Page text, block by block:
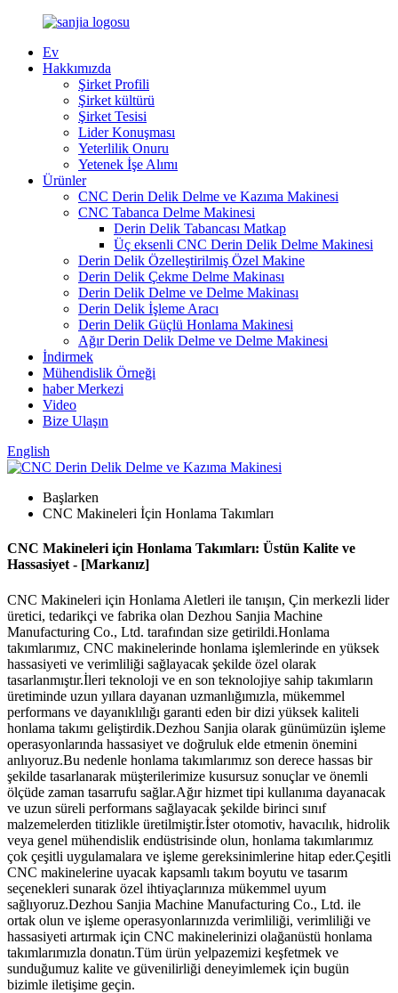
Ev
Hakkımızda
Şirket Profili
Şirket kültürü
Şirket Tesisi
Lider Konuşması
Yeterlilik Onuru
Yetenek İşe Alımı
Ürünler
CNC Derin Delik Delme ve Kazıma Makinesi
CNC Tabanca Delme Makinesi
Derin Delik Tabancası Matkap
Üç eksenli CNC Derin Delik Delme Makinesi
Derin Delik Özelleştirilmiş Özel Makine
Derin Delik Çekme Delme Makinası
Derin Delik Delme ve Delme Makinası
Derin Delik İşleme Aracı
Derin Delik Güçlü Honlama Makinesi
Ağır Derin Delik Delme ve Delme Makinesi
İndirmek
Mühendislik Örneği
haber Merkezi
Video
Bize Ulaşın
English
Başlarken
CNC Makineleri İçin Honlama Takımları
CNC Makineleri için Honlama Takımları: Üstün Kalite ve
Hassasiyet - [Markanız]
CNC Makineleri için Honlama Aletleri ile tanışın, Çin merkezli lider
üretici, tedarikçi ve fabrika olan Dezhou Sanjia Machine
Manufacturing Co., Ltd. tarafından size getirildi.Honlama
takımlarımız, CNC makinelerinde honlama işlemlerinde en yüksek
hassasiyeti ve verimliliği sağlayacak şekilde özel olarak
tasarlanmıştır.İleri teknoloji ve en son teknolojiye sahip takımların
üretiminde uzun yıllara dayanan uzmanlığımızla, mükemmel
performans ve dayanıklılığı garanti eden bir dizi yüksek kaliteli
honlama takımı geliştirdik.Dezhou Sanjia olarak günümüzün işleme
operasyonlarında hassasiyet ve doğruluk elde etmenin önemini
anlıyoruz.Bu nedenle honlama takımlarımız son derece hassas bir
şekilde tasarlanarak müşterilerimize kusursuz sonuçlar ve önemli
ölçüde zaman tasarrufu sağlar.Ağır hizmet tipi kullanıma dayanacak
ve uzun süreli performans sağlayacak şekilde birinci sınıf
malzemelerden titizlikle üretilmiştir.İster otomotiv, havacılık, hidrolik
veya genel mühendislik endüstrisinde olun, honlama takımlarımız
çok çeşitli uygulamalara ve işleme gereksinimlerine hitap eder.Çeşitli
CNC makinelerine uyacak kapsamlı takım boyutu ve tasarım
seçenekleri sunarak özel ihtiyaçlarınıza mükemmel uyum
sağlıyoruz.Dezhou Sanjia Machine Manufacturing Co., Ltd. ile
ortak olun ve işleme operasyonlarınızda verimliliği, verimliliği ve
hassasiyeti artırmak için CNC makinelerinizi olağanüstü honlama
takımlarımızla donatın.Tüm ürün yelpazemizi keşfetmek ve
sunduğumuz kalite ve güvenilirliği deneyimlemek için bugün
bizimle iletişime geçin.